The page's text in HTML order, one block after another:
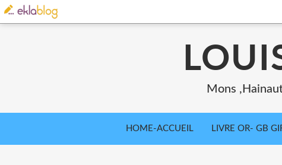
Mons
HOME-ACCUEIL LIVRE OR- GB